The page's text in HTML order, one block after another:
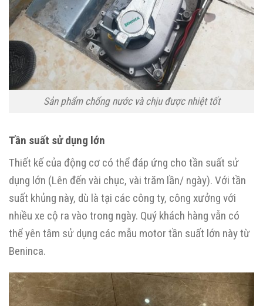
Sản phẩm chống nước và chịu được nhiệt tốt
Tần suất sử dụng lớn
Thiết kế của động cơ có thể đáp ứng cho tần suất sử
dụng lớn (Lên đến vài chục, vài trăm lần/ ngày). Với tần
suất khủng này, dù là tại các công ty, công xưởng với
nhiều xe cộ ra vào trong ngày. Quý khách hàng vẫn có
thể yên tâm sử dụng các mẫu motor tần suất lớn này từ
Beninca.